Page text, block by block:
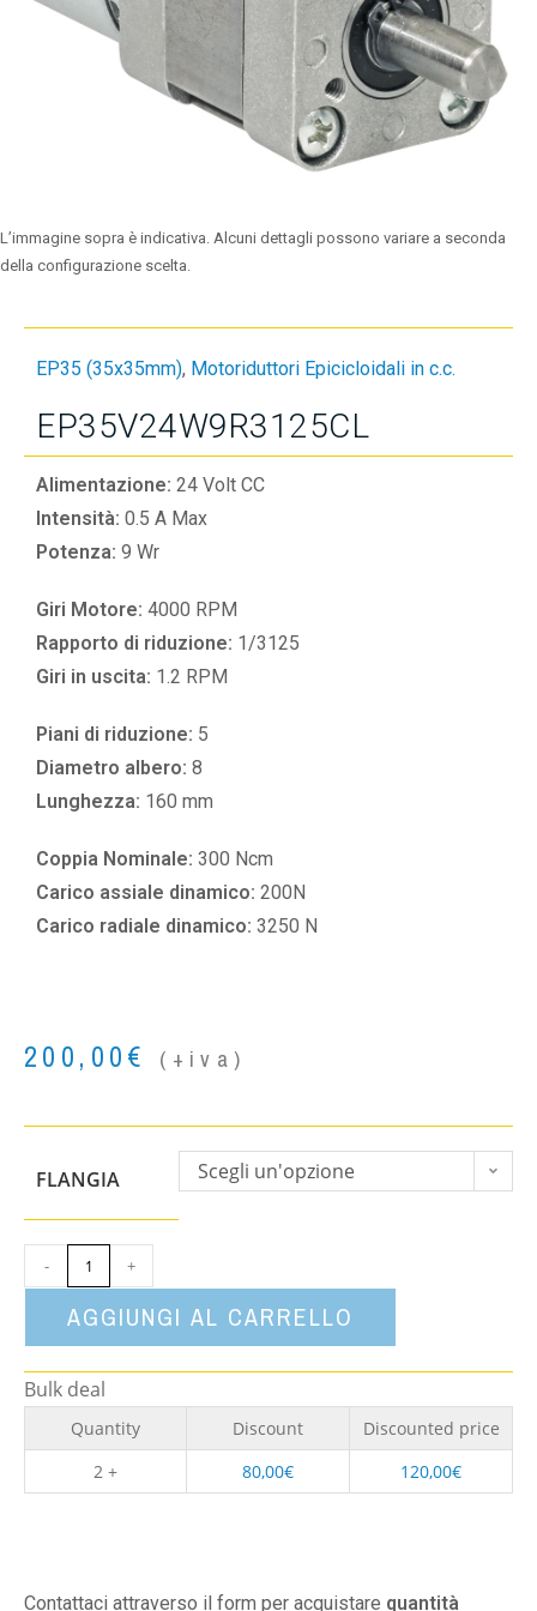
L’immagine sopra è indicativa. Alcuni dettagli possono variare a seconda
della configurazione scelta.
EP35 (35x35mm), Motoriduttori Epicicloidali in c.c.
EP35V24W9R3125CL
Alimentazione: 24 Volt CC
Intensità: 0.5 A Max
Potenza: 9 Wr
Giri Motore: 4000 RPM
Rapporto di riduzione: 1/3125
Giri in uscita: 1.2 RPM
Piani di riduzione: 5
Diametro albero: 8
Lunghezza: 160 mm
Coppia Nominale: 300 Ncm
Carico assiale dinamico: 200N
Carico radiale dinamico: 3250 N
200,00€ (+iva)
FLANGIA Scegli un'opzione
- +
AGGIUNGI AL CARRELLO
Bulk deal
Quantity Discount
Discounted price
2 +
80,00€ 120,00€
Contattaci attraverso il form per acquistare quantità